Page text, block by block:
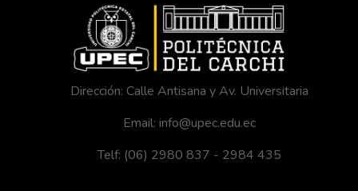
Dirección: Calle Antisana y Av. Universitaria
Email: info@upec.edu.ec
Telf: (06) 2980 837 - 2984 435